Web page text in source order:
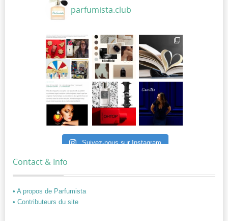
parfumista.club
Suivez-nous sur Instagram
Contact & Info
• A propos de Parfumista
• Contributeurs du site